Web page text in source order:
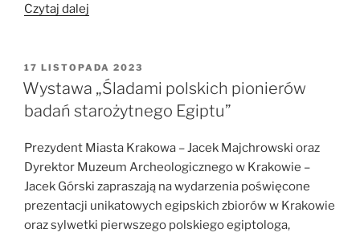
Czytaj dalej
serce
miasta.
Historia
kościoła
św.
Wojciecha”
OPUBLIKOWANE
W
17 LISTOPADA 2023
Wystawa „Śladami polskich pionierów
badań starożytnego Egiptu”
Prezydent Miasta Krakowa – Jacek Majchrowski oraz
Dyrektor Muzeum Archeologicznego w Krakowie –
Jacek Górski zapraszają na wydarzenia poświęcone
prezentacji unikatowych egipskich zbiorów w Krakowie
oraz sylwetki pierwszego polskiego egiptologa,